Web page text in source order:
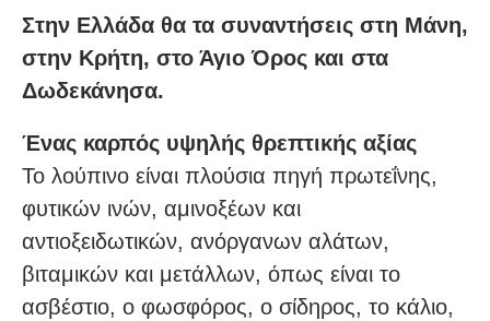
Στην Ελλάδα θα τα συναντήσεις στη Μάνη,
στην Κρήτη, στο Άγιο Όρος και στα
Δωδεκάνησα.
Ένας καρπός υψηλής θρεπτικής αξίας
Το λούπινο είναι πλούσια πηγή πρωτεΐνης,
φυτικών ινών, αμινοξέων και
αντιοξειδωτικών, ανόργανων αλάτων,
βιταμικών και μετάλλων, όπως είναι το
ασβέστιο, ο φωσφόρος, ο σίδηρος, το κάλιο,